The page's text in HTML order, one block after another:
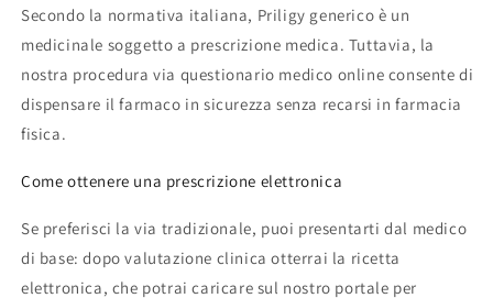
Secondo la normativa italiana, Priligy generico è un
medicinale soggetto a prescrizione medica. Tuttavia, la
nostra procedura via questionario medico online consente di
dispensare il farmaco in sicurezza senza recarsi in farmacia
fisica.
Come ottenere una prescrizione elettronica
Se preferisci la via tradizionale, puoi presentarti dal medico
di base: dopo valutazione clinica otterrai la ricetta
elettronica, che potrai caricare sul nostro portale per